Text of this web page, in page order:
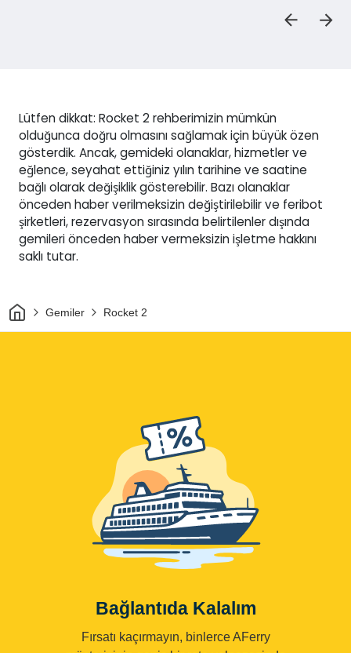
Lütfen dikkat: Rocket 2 rehberimizin mümkün
olduğunca doğru olmasını sağlamak için büyük özen
gösterdik. Ancak, gemideki olanaklar, hizmetler ve
eğlence, seyahat ettiğiniz yılın tarihine ve saatine
bağlı olarak değişiklik gösterebilir. Bazı olanaklar
önceden haber verilmeksizin değiştirilebilir ve feribot
şirketleri, rezervasyon sırasında belirtilenler dışında
gemileri önceden haber vermeksizin işletme hakkını
saklı tutar.
Ev Gemiler Rocket 2
Bağlantıda Kalalım
Fırsatı kaçırmayın, binlerce AFerry